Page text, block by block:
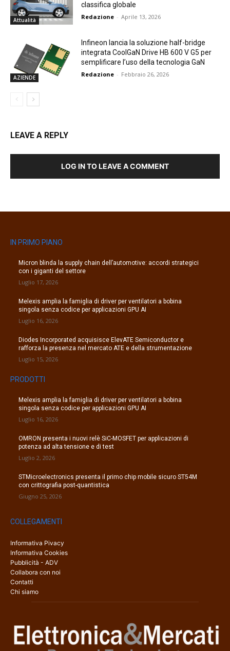
Attualità
classifica globale
Redazione - Aprile 13, 2026
AZIENDE
Infineon lancia la soluzione half-bridge
integrata CoolGaN Drive HB 600 V G5 per
semplificare l’uso della tecnologia GaN
Redazione - Febbraio 26, 2026
LEAVE A REPLY
LOG IN TO LEAVE A COMMENT
IN PRIMO PIANO
Micron blinda la supply chain dell’automotive: accordi strategici
con i giganti del settore
Luglio 17, 2026
Melexis amplia la famiglia di driver per ventilatori a bobina
singola senza codice per applicazioni GPU AI
Luglio 16, 2026
Diodes Incorporated acquisisce ElevATE Semiconductor e
rafforza la presenza nel mercato ATE e della strumentazione
Luglio 15, 2026
PRODOTTI
Melexis amplia la famiglia di driver per ventilatori a bobina
singola senza codice per applicazioni GPU AI
Luglio 16, 2026
OMRON presenta i nuovi relè SiC-MOSFET per applicazioni di
potenza ad alta tensione e di test
Luglio 2, 2026
STMicroelectronics presenta il primo chip mobile sicuro ST54M
con crittografia post-quantistica
Giugno 25, 2026
COLLEGAMENTI
Informativa Pivacy
Informativa Cookies
Pubblicità - ADV
Collabora con noi
Contatti
Chi siamo